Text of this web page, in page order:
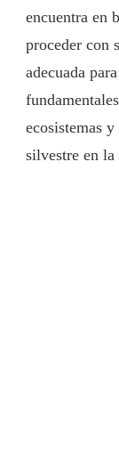
encuentra en
proceder con
adecuada
ecosistemas
silvestre en la